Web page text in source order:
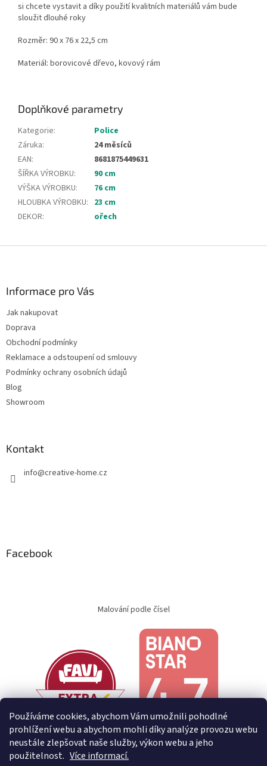
Používáme cookies, abychom Vám umožnili pohodlné
prohlížení webu a abychom mohli díky analýze provozu webu
neustále zlepšovat naše služby, výkon webu a jeho
použitelnost. Více informací.
si chcete vystavit a díky použití kvalitních materiálů vám bude
sloužit dlouhé roky
Rozměr: 90 x 76 x 22,5 cm
Materiál: borovicové dřevo, kovový rám
Doplňkové parametry
Kategorie:
Police
Záruka:
24 měsíců
EAN:
8681875449631
ŠÍŘKA VÝROBKU:
90 cm
VÝŠKA VÝROBKU:
76 cm
HLOUBKA VÝROBKU: 23 cm
DEKOR: ořech
Informace pro Vás
Jak nakupovat
Doprava
Obchodní podmínky
Reklamace a odstoupení od smlouvy
Podmínky ochrany osobních údajů
Blog
Showroom
Kontakt
info@creative-home.cz
Facebook
Malování podle čísel